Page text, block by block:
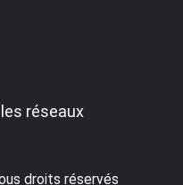
réseaux
droits réservés